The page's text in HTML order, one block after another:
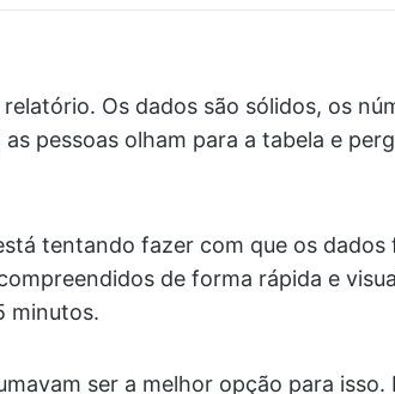
Os dados são sólidos, os
pessoas olham para a tabela e
tentando fazer com que os dados
de forma rápida e
minutos.
ser a melhor opção para isso.